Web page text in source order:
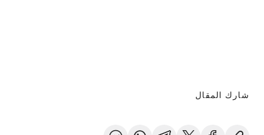
شارك المقال